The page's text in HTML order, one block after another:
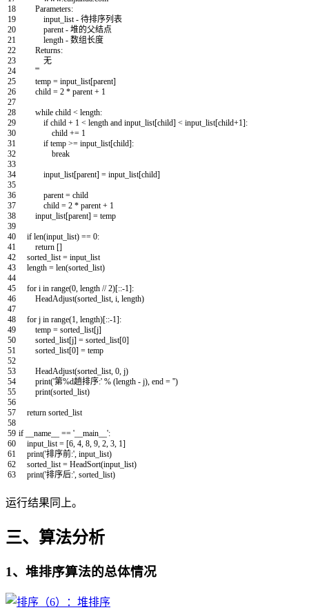
18
19
20
21
22
23
24
25
26
27
28
29
30
31
32
33
34
35
36
37
38
39
40
41
42
43
44
45
46
47
48
49
50
51
52
53
54
55
56
57
58
59
60
61
62
63
Parameters:
input_list - 待排序列表
parent - 堆的父结点
length - 数组长度
Returns:
无
'''
temp = input_list[parent]
child = 2 * parent + 1
while child < length:
if child + 1 < length and input_list[child] < input_list[child+1]:
child += 1
if temp >= input_list[child]:
break
input_list[parent] = input_list[child]
parent = child
child = 2 * parent + 1
input_list[parent] = temp
if len(input_list) == 0:
return []
sorted_list = input_list
length = len(sorted_list)
for i in range(0 length // 2)[::-1]:
HeadAdjust(sorted_list i length)
for j in range(1 length)[::-1]:
temp = sorted_list[j]
sorted_list[j] = sorted_list[0]
sorted_list[0] = temp
HeadAdjust(sorted_list 0 j)
print('第%d趟排序:' % (length - j) end = '')
print(sorted_list)
return sorted_list
if __name__ == '__main__':
input_list = [6 4 8 9 2 3 1]
print('排序前:' input_list)
sorted_list = HeadSort(input_list)
print('排序后:' sorted_list)
运行结果同上。
三、算法分析
1、堆排序算法的总体情况